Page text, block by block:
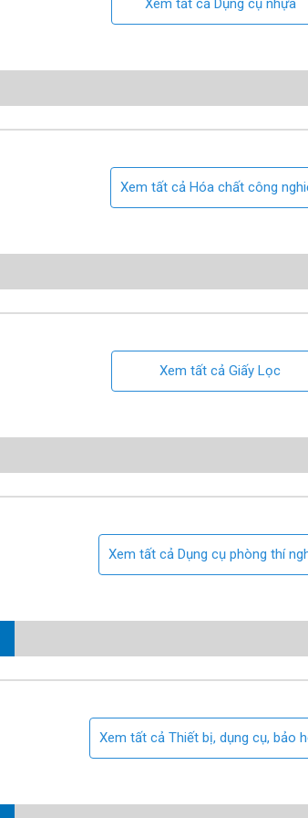
Xem tất cả Dụng cụ nhựa
Xem tất cả Hóa chất công
Xem tất cả Giấy Lọc
Xem tất cả Dụng cụ phòng thí
Xem tất cả Thiết bị, dụng cụ, bảo